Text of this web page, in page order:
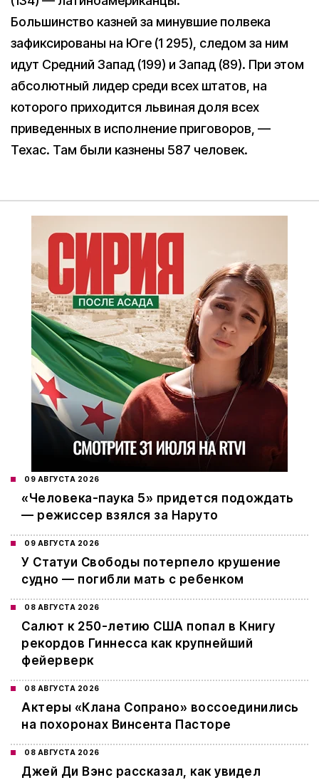
Большинство казней за минувшие полвека
зафиксированы на Юге (1 295), следом за ним
идут Средний Запад (199) и Запад (89). При этом
абсолютный лидер среди всех штатов, на
которого приходится львиная доля всех
приведенных в исполнение приговоров, —
Техас. Там были казнены 587 человек.
09 АВГУСТА 2026
«Человека-паука 5» придется подождать
— режиссер взялся за Наруто
09 АВГУСТА 2026
У Статуи Свободы потерпело крушение
судно — погибли мать с ребенком
08 АВГУСТА 2026
Салют к 250-летию США попал в Книгу
рекордов Гиннесса как крупнейший
фейерверк
08 АВГУСТА 2026
Актеры «Клана Сопрано» воссоединились
на похоронах Винсента Пасторе
08 АВГУСТА 2026
Джей Ди Вэнс рассказал, как увидел